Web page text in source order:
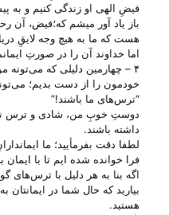
فیضِ الهی او زندگی کنیم و به
باز یاد آور میشم که؛فیض،
هست که ما به هیچ وجه لایقِ
اما خداوند آن را در صورتِ
۴ – چهارمین دلیلی که
خودمون را از دست بدیم؛
“ترس‌های ما باشند!”
دوستِ خوبِ من، شادی و ترس
داشته باشند.
لطفا دقت بفرمأیید؛ ما
فرا خوانده شده ایم تا با
اگه بنا به هر دلیل با ترس‌های
بیارید که حال شما در
هستید.